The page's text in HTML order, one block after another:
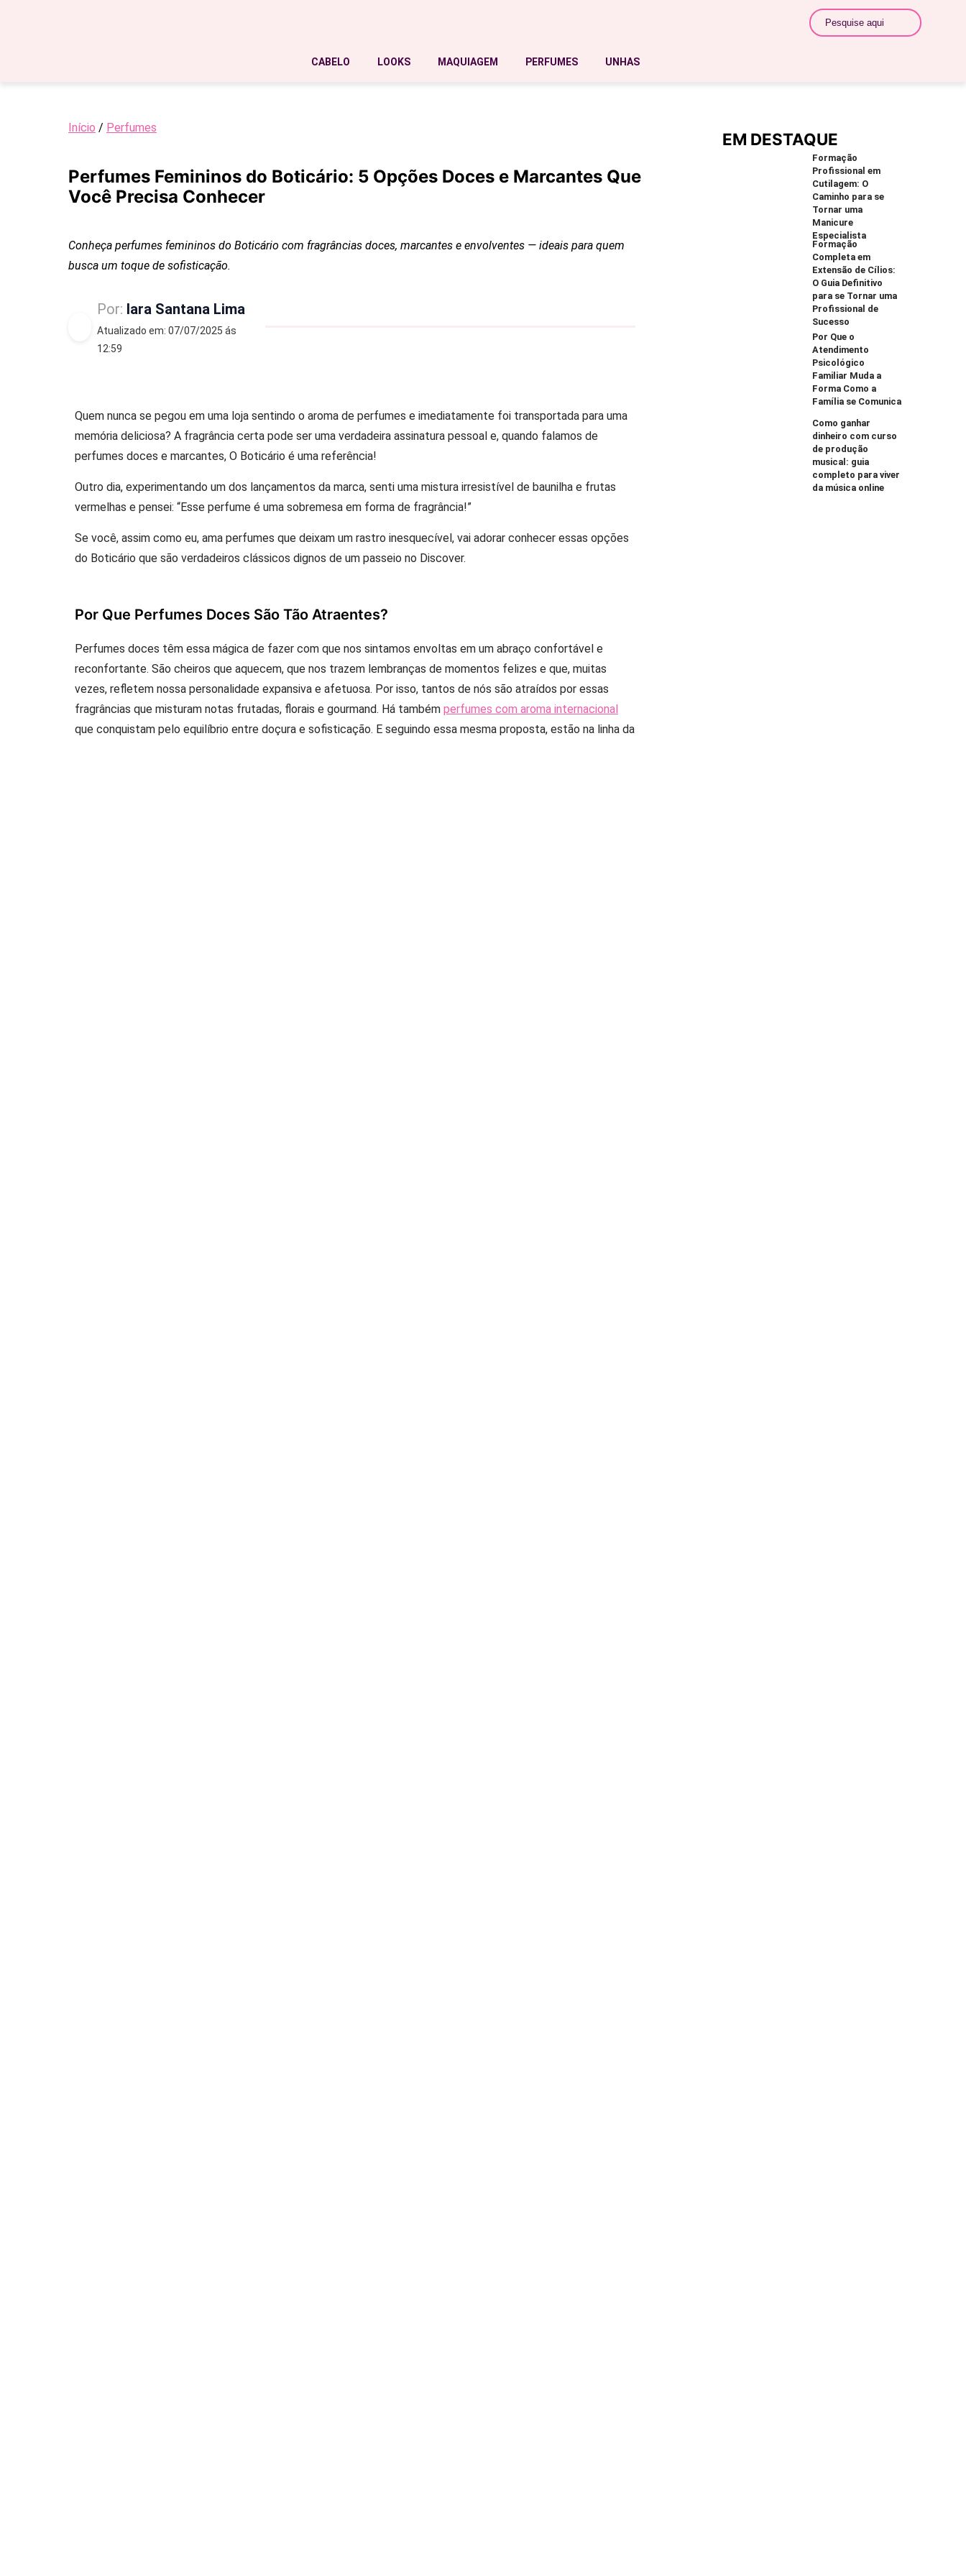
CABELO LOOKS MAQUIAGEM PERFUMES UNHAS
Início / Perfumes
Perfumes Femininos do Boticário: 5 Opções Doces e Marcantes Que
Você Precisa Conhecer
Conheça perfumes femininos do Boticário com fragrâncias doces, marcantes e envolventes — ideais para quem
busca um toque de sofisticação.
Por: Iara Santana Lima
Atualizado em: 07/07/2025 ás
12:59
Quem nunca se pegou em uma loja sentindo o aroma de perfumes e imediatamente foi transportada para uma
memória deliciosa? A fragrância certa pode ser uma verdadeira assinatura pessoal e, quando falamos de
perfumes doces e marcantes, O Boticário é uma referência!
Outro dia, experimentando um dos lançamentos da marca, senti uma mistura irresistível de baunilha e frutas
vermelhas e pensei: “Esse perfume é uma sobremesa em forma de fragrância!”
Se você, assim como eu, ama perfumes que deixam um rastro inesquecível, vai adorar conhecer essas opções
do Boticário que são verdadeiros clássicos dignos de um passeio no Discover.
Por Que Perfumes Doces São Tão Atraentes?
Perfumes doces têm essa mágica de fazer com que nos sintamos envoltas em um abraço confortável e
reconfortante. São cheiros que aquecem, que nos trazem lembranças de momentos felizes e que, muitas
vezes, refletem nossa personalidade expansiva e afetuosa. Por isso, tantos de nós são atraídos por essas
fragrâncias que misturam notas frutadas, florais e gourmand. Há também perfumes com aroma internacional
que conquistam pelo equilíbrio entre doçura e sofisticação. E seguindo essa mesma proposta, estão na linha da
EM DESTAQUE
Formação
Profissional em
Cutilagem: O
Caminho para se
Tornar uma
Manicure
Especialista
Formação
Completa em
Extensão de Cílios:
O Guia Definitivo
para se Tornar uma
Profissional de
Sucesso
Por Que o
Atendimento
Psicológico
Familiar Muda a
Forma Como a
Família se Comunica
Como ganhar
dinheiro com curso
de produção
musical: guia
completo para viver
da música online